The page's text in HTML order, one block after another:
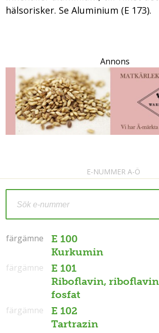
hälsorisker. Se Aluminium (E 173).
Annons
E-NUMMER A-Ö
E 100
Kurkumin
färgämne
färgämne
E 101
Riboflavin,
fosfat
färgämne
E 102
Tartrazin
färgämne